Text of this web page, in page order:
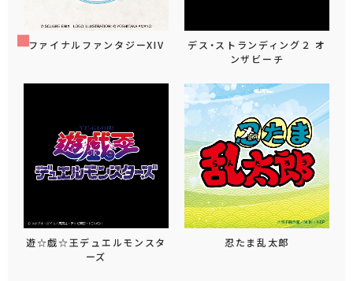
ファイナルファンタジーXIV
デス・ストランディング２ オ
ンザビーチ
遊☆戯☆王デュエルモンスタ
ーズ
忍たま乱太郎